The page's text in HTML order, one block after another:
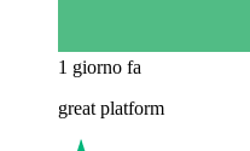
1 giorno fa
great platform